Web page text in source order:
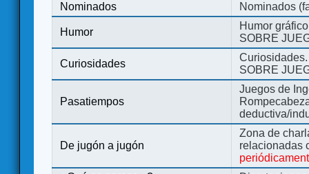
Nominados
Nominados
Humor
Humor
SOBRE
Curiosidades
SOBRE
Pasatiempos
Juegos de
deductiva/
De jugón a jugón
Zona de
relacionadas